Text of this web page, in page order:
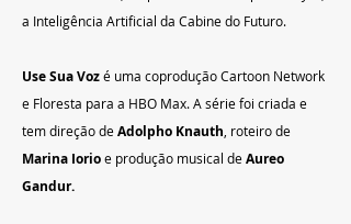
a Inteligência Artificial da Cabine do Futuro.
Use Sua Voz é uma coprodução Cartoon Network
e Floresta para a HBO Max. A série foi criada e
tem direção de Adolpho Knauth, roteiro de
Marina Iorio e produção musical de Aureo
Gandur.